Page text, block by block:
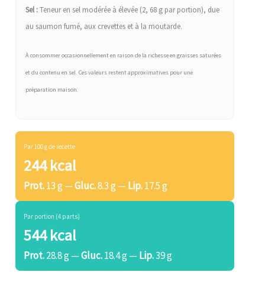
Sel :Teneur en sel modérée à élevée (2, 68 g par portion), due
au saumon fumé, aux crevettes et à la moutarde.
À consommer occasionnellement en raison de la richesse en graisses saturées
et du contenu en sel. Ces valeurs restent approximatives pour une
préparation maison.
Par 100 g de recette
244 kcal
Prot.13 g —Gluc.8.3 g — Lip.17.5 g
Par portion (4 parts)
544 kcal
Prot.28.8 g —Gluc.18.4 g — Lip.39 g